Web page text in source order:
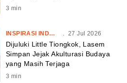
3 min
INSPIRASI INDONESIA . 27 Jul 2026
Dijuluki Little Tiongkok, Lasem
Simpan Jejak Akulturasi Budaya
yang Masih Terjaga
3 min